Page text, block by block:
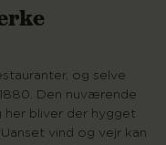
og selve
Den nuværende
her bliver der hygget
vind og vejr kan